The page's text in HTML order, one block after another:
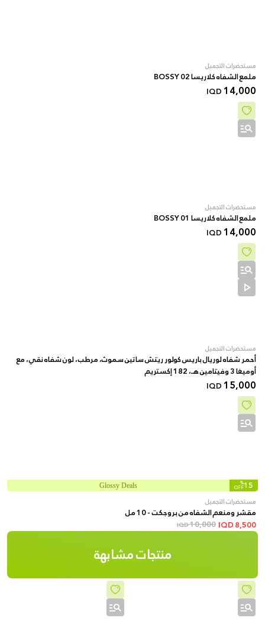
مستحضرات التجميل
ملمع الشفاه كلاريسا 02 BOSSY
14,000
IQD
مستحضرات التجميل
ملمع الشفاه كلاريسا 01 BOSSY
14,000
IQD
مستحضرات التجميل
أحمر شفاه لوريال باريس كولور ريتش ساتين سموث، مرطب، لون شفاه نقي، مع
أوميغا 3 وفيتامين هـ، 182 إكستريم
15,000
IQD
15
%
OFF
Glossy Deals
مستحضرات التجميل
مقشر ومنعم الشفاه من بروجكت - 10 مل
8,500
10,000
IQD
منتجات مشابهة